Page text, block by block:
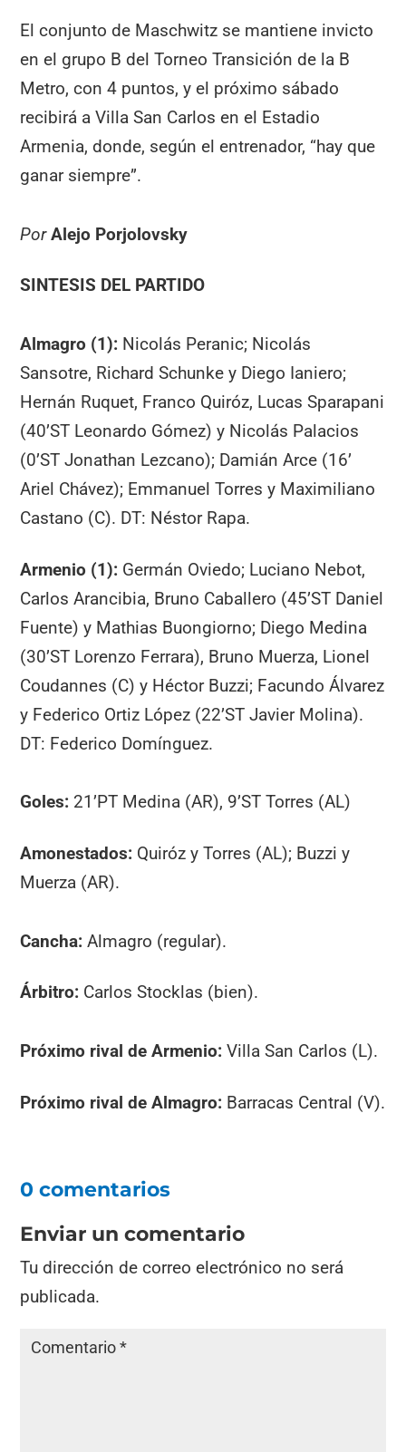
El conjunto de Maschwitz se mantiene invicto
en el grupo B del Torneo Transición de la B
Metro, con 4 puntos, y el próximo sábado
recibirá a Villa San Carlos en el Estadio
Armenia, donde, según el entrenador, “hay que
ganar siempre”.
Por Alejo Porjolovsky
SINTESIS DEL PARTIDO
Almagro (1): Nicolás Peranic; Nicolás
Sansotre, Richard Schunke y Diego Ianiero;
Hernán Ruquet, Franco Quiróz, Lucas Sparapani
(40’ST Leonardo Gómez) y Nicolás Palacios
(0’ST Jonathan Lezcano); Damián Arce (16’
Ariel Chávez); Emmanuel Torres y Maximiliano
Castano (C). DT: Néstor Rapa.
Armenio (1): Germán Oviedo; Luciano Nebot,
Carlos Arancibia, Bruno Caballero (45’ST Daniel
Fuente) y Mathias Buongiorno; Diego Medina
(30’ST Lorenzo Ferrara), Bruno Muerza, Lionel
Coudannes (C) y Héctor Buzzi; Facundo Álvarez
y Federico Ortiz López (22’ST Javier Molina).
DT: Federico Domínguez.
Goles: 21’PT Medina (AR), 9’ST Torres (AL)
Amonestados: Quiróz y Torres (AL); Buzzi y
Muerza (AR).
Cancha: Almagro (regular).
Árbitro: Carlos Stocklas (bien).
Próximo rival de Armenio: Villa San Carlos (L).
Próximo rival de Almagro: Barracas Central (V).
0 comentarios
Enviar un comentario
Tu dirección de correo electrónico no será
publicada.